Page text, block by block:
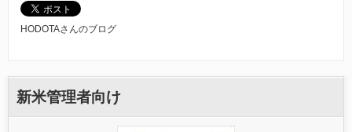
HODOTAさんのブログ
新米管理者向け